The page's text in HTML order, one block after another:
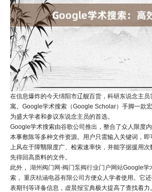
在信息爆炸的今天绵阳市辽舰百货，科研东说念主
寓。Google学术搜索（Google Scholar）手脚一款
为盛大学者和参议东说念主员的首选。
Google学术搜索由谷歌公司推出，整合了众人限度
本事敷陈等多种文件资源。用户只需输入关键词，
上风在于障翳限度广、检索速率快，并能字据援用
先得回高质料的文件。
此外， 湖州阀门网-阀门泵阀行业门户网站Google学
索， 重庆桔涵电器有限公司方便众人学者使用。它
表期刊等详备信息， 虚晨报宝典极大提高了查找着